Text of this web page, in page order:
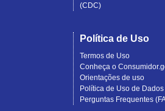
(CDC)
Política de Uso
Termos de Uso
Conheça o
Orientações de uso
Política de Uso de
Perguntas Frequentes